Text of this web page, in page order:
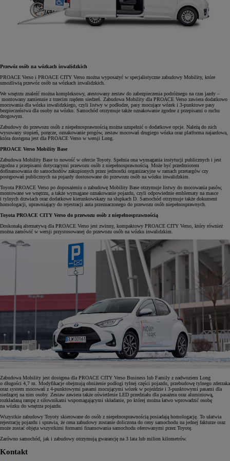
Przewóz osób na wózkach inwalidzkich
PROACE Verso i PROACE CITY Verso można wyposażyć w specjalistyczne zabudowy Mobility, które
umożliwią przewóz osób na wózkach inwalidzkich.
We wnętrzu znaleźć można kompleksowy, atestowany zestaw do zabezpieczenia podróżnego na czas jazdy –
montowany zamiennie z trzecim rzędem siedzeń. Zabudowa Mobility dla PROACE Verso zawiera dodatkowo
mocowania dla wózka inwalidzkiego, czyli listwy w podłodze, pasy mocujące wózek i 3-punktowe pasy
bezpieczeństwa dla osoby na wózku. Samochód otrzymuje także oznakowanie zgodne z przepisami o ruchu
drogowym.
Zabudowy do przewozu osób z niepełnosprawnością można uzupełnić o dodatkowe opcje. Należą do nich
wysuwany stopień, poręcze, oznakowanie progów, zestaw mocowań drugiego wózka oraz platforma najazdowa,
która dostępna jest dla PROACE Verso w wersji Long.
PROACE Verso Mobility Base
Zabudowa Mobility Base to nowość w ofercie Toyoty. Spełnia ona wymagania instytucji publicznych i jest
zgodna z przepisami dotyczącymi przewozu osób z niepełnosprawnością. Może być przedmiotem
dofinansowania do samochodów zakupionych przez jednostki organizacyjne w ramach przetargów czy
postępowań publicznych na pojazdy dostosowane do przewozu osób na wózku inwalidzkim.
Toyota PROACE Verso po doposażeniu o zabudowę Mobility Base otrzymuje listwy do mocowania pasów,
montowane we wnętrzu, a także wymagane oznakowanie pojazdu, czyli odpowiednie emblematy na masce
i tylnych drzwiach oraz dodatkowe kierunkowskazy na słupkach D. Samochód otrzymuje także dokument
homologacji, uprawniający do rejestracji auta przeznaczonego do przewozu osób niepełnosprawnych.
Toyota PROACE CITY Verso do przewozu osób z niepełnosprawnością
Doskonałą alternatywą dla PROACE Verso jest zwinny, kompaktowy PROACE CITY Verso, który również
można zamówić w wersji przystosowanej do przewozu osób na wózku inwalidzkim.
Zabudowa Mobility jest dostępna dla PROACE CITY Verso Business lub Family z nadwoziem Long
o długości 4,7 m. Modyfikacje obejmują obniżenie podłogi tylnej części pojazdu, przebudowę tylnego zderzaka
oraz system mocowań z 4-punktowymi pasami mocującymi wózek w pojeździe i 3-punktowymi pasami dla
siedzącej na nim osoby. Zestaw zawiera także oświetlenie LED przedziału dla pasażera oraz aluminiową,
rozkładaną rampę z siłownikami wspomagającymi składanie, po której można łatwo wprowadzić osobę
na wózku do wnętrza pojazdu.
Wszystkie zabudowy Toyoty skierowane do osób z niepełnosprawnością posiadają homologację. To ułatwia
rejestrację pojazdu i sprawia, że cena zabudowy zostanie doliczona do ceny samochodu na jednej fakturze oraz
może zostać objęta wszystkimi formami finansowania samochodu oferowanymi przez Toyotę.
Zarówno samochód, jak i zabudowy otrzymują gwarancję na 3 lata lub milion kilometrów.
Kontakt